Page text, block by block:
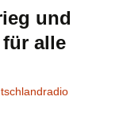
und
alle